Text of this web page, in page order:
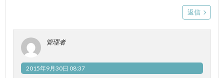
返信
管理者
2015年9月30日 08:37